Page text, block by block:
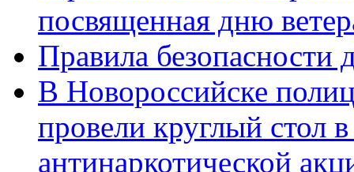
посвященная дню
Правила безопасности
В Новороссийске
провели круглый стол
антинаркотической